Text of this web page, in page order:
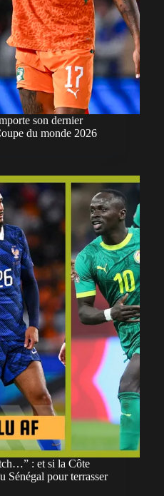
son dernier
du monde 2026
: et si la Côte
Sénégal pour terrasser